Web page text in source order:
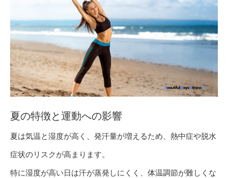
夏の特徴と運動への影響
夏は気温と湿度が高く、発汗量が増えるため、熱中症や脱水
症状のリスクが高まります。
特に湿度が高い日は汗が蒸発しにくく、体温調節が難しくな